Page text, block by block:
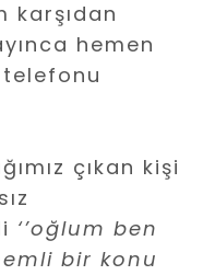
karşıdan
hemen
çıkan kişi
‘’oğlum ben
bir konu